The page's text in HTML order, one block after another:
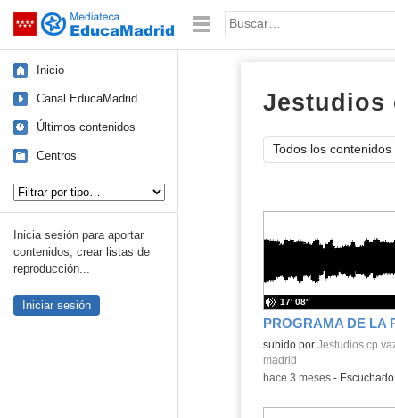
Saltar navegación Palabra o frase:
Inicio
Canal EducaMadrid
Últimos contenidos
Centros
Inicia sesión para aportar
contenidos, crear listas de
reproducción...
Iniciar sesión
Jestudios
Todos los contenidos
Contenido educativo.
subido por Jestudios cp
madrid
17′ 08″
-hace 3 meses- Escuchado